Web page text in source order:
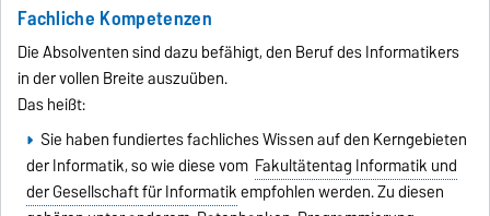
Fachliche Kompetenzen
Die Absolventen sind dazu befähigt, den Beruf des Informatikers
in der vollen Breite auszuüben.
Das heißt:
Sie haben fundiertes fachliches Wissen auf den Kerngebieten
der Informatik, so wie diese vom Fakultätentag Informatik und
der Gesellschaft für Informatikempfohlen werden. Zu diesen